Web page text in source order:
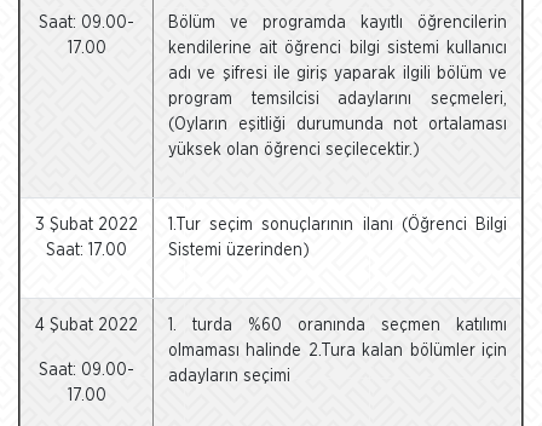
Saat: 09.00-
17.00
Bölüm ve programda kayıtlı öğrencilerin
kendilerine ait öğrenci bilgi sistemi kullanıcı
adı ve şifresi ile giriş yaparak ilgili bölüm ve
program temsilcisi adaylarını seçmeleri,
(Oyların eşitliği durumunda not ortalaması
yüksek olan öğrenci seçilecektir.)
3 Şubat 2022
Saat: 17.00
1.Tur seçim sonuçlarının ilanı (Öğrenci Bilgi
Sistemi üzerinden)
4 Şubat 2022
Saat: 09.00-
17.00
1. turda %60 oranında seçmen katılımı
olmaması halinde 2.Tura kalan bölümler için
adayların seçimi